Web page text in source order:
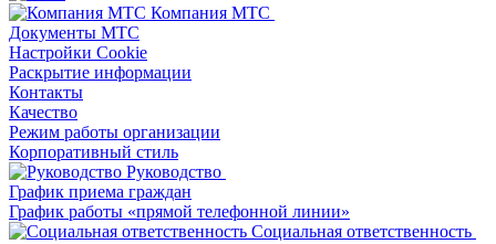
Компания МТС
Документы МТС
Настройки Cookie
Раскрытие информации
Контакты
Качество
Режим работы организации
Корпоративный стиль
Руководство
График приема граждан
График работы «прямой телефонной линии»
Социальная ответственность